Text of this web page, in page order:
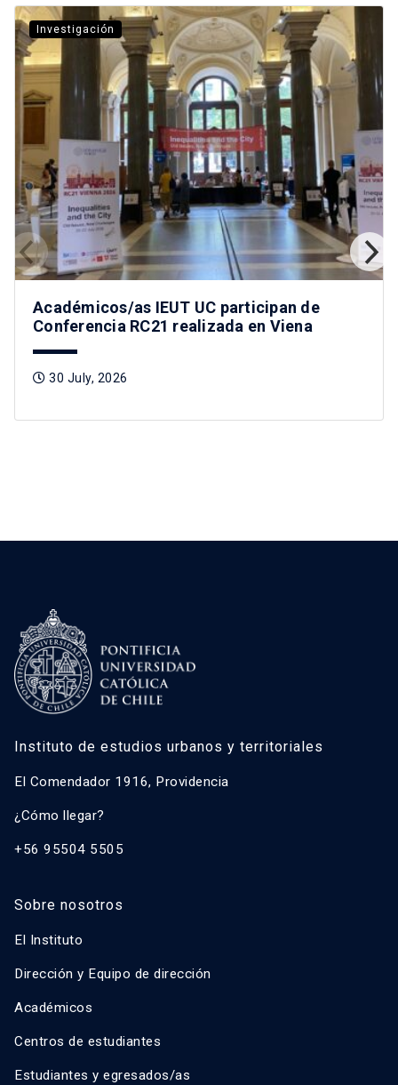
Investigación
Académicos/as IEUT UC participan de
Conferencia RC21 realizada en Viena
30 July, 2026
Instituto de estudios urbanos y territoriales
El Comendador 1916, Providencia
¿Cómo llegar?
+56 95504 5505
Sobre nosotros
El Instituto
Dirección y Equipo de dirección
Académicos
Centros de estudiantes
Estudiantes y egresados/as